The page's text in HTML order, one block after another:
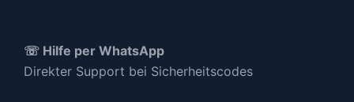
☏ Hilfe per WhatsApp
Direkter Support bei Sicherheitscodes